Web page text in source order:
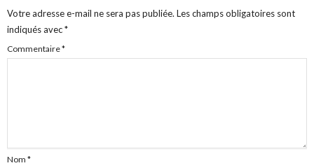
Votre adresse e-mail ne sera pas publiée. Les champs obligatoires sont
indiqués avec*
Commentaire*
Nom *